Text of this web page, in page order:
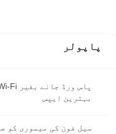
پاپولر
بہترین ایپس
سیل فون کی میموری کو